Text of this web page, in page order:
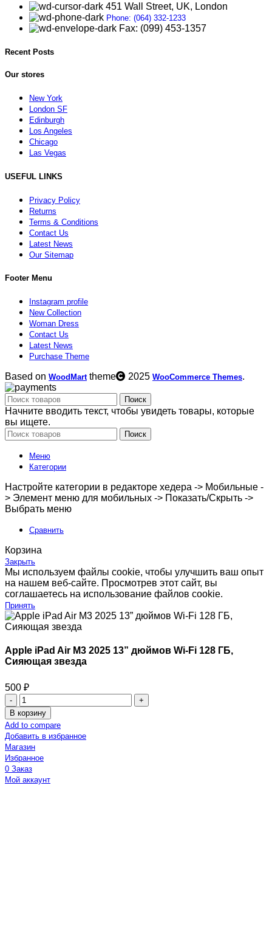
451 Wall Street, UK, London
Phone: (064) 332-1233
Fax: (099) 453-1357
Recent Posts
Our stores
New York
London SF
Edinburgh
Los Angeles
Chicago
Las Vegas
USEFUL LINKS
Privacy Policy
Returns
Terms & Conditions
Contact Us
Latest News
Our Sitemap
Footer Menu
Instagram profile
New Collection
Woman Dress
Contact Us
Latest News
Purchase Theme
Based on WoodMarttheme 2025 WooCommerce Themes.
Поиск
Начните вводить текст, чтобы увидеть товары, которые
вы ищете.
Поиск
Меню
Категории
Настройте категории в редакторе хедера -> Мобильные -
> Элемент меню для мобильных -> Показать/Скрыть ->
Выбрать меню
Сравнить
Корзина
Закрыть
Мы используем файлы cookie, чтобы улучшить ваш опыт
на нашем веб-сайте. Просмотрев этот сайт, вы
соглашаетесь на использование файлов cookie.
Принять
Apple iPad Air M3 2025 13” дюймов Wi-Fi 128 ГБ,
Сияющая звезда
500 ₽
В корзину
Add to compare
Добавить в избранное
Магазин
Избранное
0 Заказ
Мой аккаунт